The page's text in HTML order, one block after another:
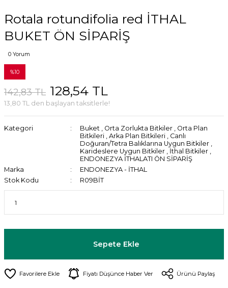
Rotala rotundifolia red İTHAL
BUKET ÖN SİPARİŞ
0 Yorum
%10
142,83 TL 128,54 TL
13,80 TL den başlayan taksitlerle!
Kategori Buket , Orta Zorlukta Bitkiler , Orta Plan
Bitkileri , Arka Plan Bitkileri , Canlı
Doğuran/Tetra Balıklarına Uygun Bitkiler ,
Karideslere Uygun Bitkiler , İthal Bitkiler ,
ENDONEZYA İTHALATI ÖN SİPARİŞ
Marka
ENDONEZYA - İTHAL
Stok Kodu
R09BİT
Sepete Ekle
Fiyatı Düşünce Haber Ver Ürünü Paylaş